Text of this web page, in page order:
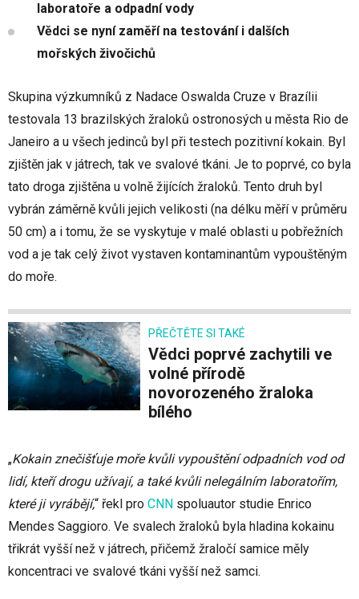
laboratoře a odpadní vody
Vědci se nyní zaměří na testování i dalších
mořských živočichů
Skupina výzkumníků z Nadace Oswalda Cruze v Brazílii
testovala 13 brazilských žraloků ostronosých u města Rio de
Janeiro a u všech jedinců byl při testech pozitivní kokain. Byl
zjištěn jak v játrech, tak ve svalové tkáni. Je to poprvé, co byla
tato droga zjištěna u volně žijících žraloků. Tento druh byl
vybrán záměrně kvůli jejich velikosti (na délku měří v průměru
50 cm) a i tomu, že se vyskytuje v malé oblasti u pobřežních
vod a je tak celý život vystaven kontaminantům vypouštěným
do moře.
PŘEČTĚTE SI TAKÉ
Vědci poprvé zachytili ve
volné přírodě
novorozeného žraloka
bílého
„Kokain znečišťuje moře kvůli vypouštění odpadních vod od
lidí, kteří drogu užívají, a také kvůli nelegálním laboratořím,
které ji vyrábějí,“ řekl pro CNN spoluautor studie Enrico
Mendes Saggioro. Ve svalech žraloků byla hladina kokainu
třikrát vyšší než v játrech, přičemž žraločí samice měly
koncentraci ve svalové tkáni vyšší než samci.